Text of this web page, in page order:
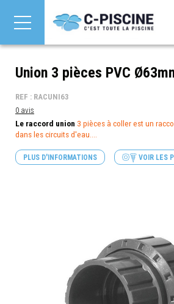
Union 3 pièces PVC
0 avis
REF : RACUNI63
Le raccord union 3 pièces à coller est un
dans les circuits d'eau....
PLUS D'INFORMATIONS VOIR LES